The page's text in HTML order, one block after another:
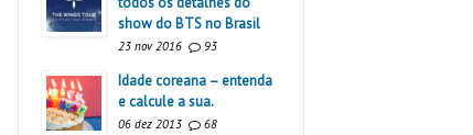
show do BTS no Brasil
23 nov 2016 93
Idade coreana – entenda
e calcule a sua.
06 dez 2013 68